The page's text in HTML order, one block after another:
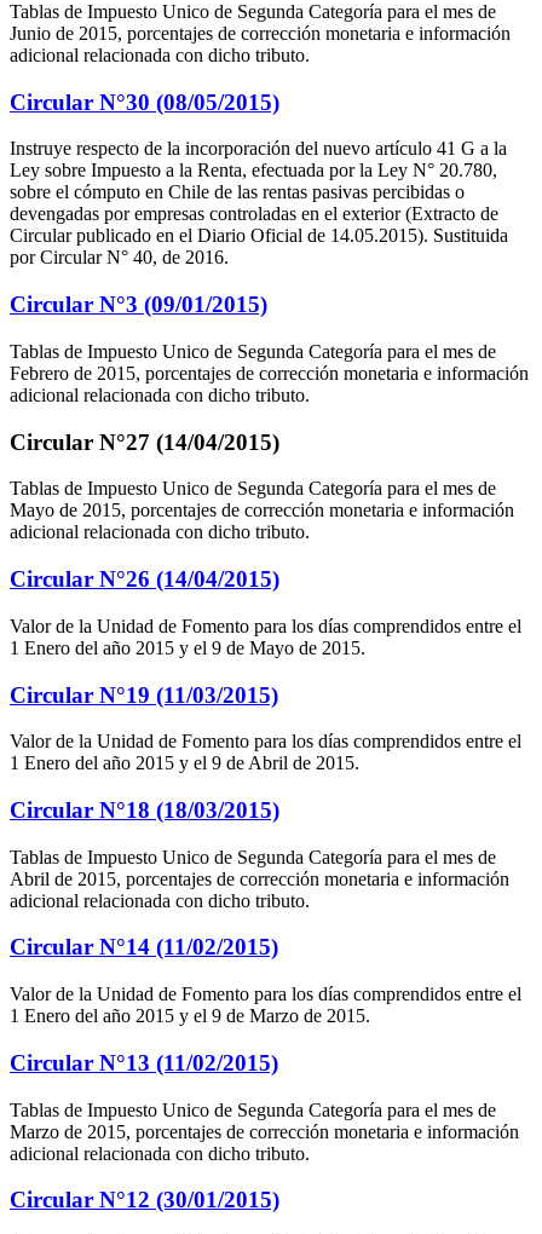
Tablas de Impuesto Unico de Segunda Categoría para el mes de
Junio de 2015, porcentajes de corrección monetaria e información
adicional relacionada con dicho tributo.
Circular N°30 (08/05/2015)
Instruye respecto de la incorporación del nuevo artículo 41 G a la
Ley sobre Impuesto a la Renta, efectuada por la Ley N° 20.780,
sobre el cómputo en Chile de las rentas pasivas percibidas o
devengadas por empresas controladas en el exterior (Extracto de
Circular publicado en el Diario Oficial de 14.05.2015). Sustituida
por Circular N° 40, de 2016.
Circular N°3 (09/01/2015)
Tablas de Impuesto Unico de Segunda Categoría para el mes de
Febrero de 2015, porcentajes de corrección monetaria e información
adicional relacionada con dicho tributo.
Circular N°27 (14/04/2015)
Tablas de Impuesto Unico de Segunda Categoría para el mes de
Mayo de 2015, porcentajes de corrección monetaria e información
adicional relacionada con dicho tributo.
Circular N°26 (14/04/2015)
Valor de la Unidad de Fomento para los días comprendidos entre el
1 Enero del año 2015 y el 9 de Mayo de 2015.
Circular N°19 (11/03/2015)
Valor de la Unidad de Fomento para los días comprendidos entre el
1 Enero del año 2015 y el 9 de Abril de 2015.
Circular N°18 (18/03/2015)
Tablas de Impuesto Unico de Segunda Categoría para el mes de
Abril de 2015, porcentajes de corrección monetaria e información
adicional relacionada con dicho tributo.
Circular N°14 (11/02/2015)
Valor de la Unidad de Fomento para los días comprendidos entre el
1 Enero del año 2015 y el 9 de Marzo de 2015.
Circular N°13 (11/02/2015)
Tablas de Impuesto Unico de Segunda Categoría para el mes de
Marzo de 2015, porcentajes de corrección monetaria e información
adicional relacionada con dicho tributo.
Circular N°12 (30/01/2015)